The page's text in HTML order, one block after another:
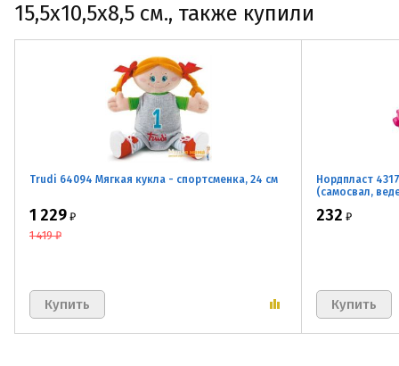
15,5х10,5х8,5 см., также купили
Trudi 64094 Мягкая кукла - спортсменка, 24 см
1 229 ₽
1 419 ₽
Нордпласт
(самосвал,
232 ₽